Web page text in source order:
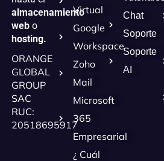
almacenamiento
webo
hosting.
ORANGE
GLOBAL
GROUP
SAC
RUC:
20518695917
Virtual
Google
Workspace
Zoho
Mail
Microsoft
365
Empresarial
¿ Cuál
Chat
Soporte
Soporte
AI